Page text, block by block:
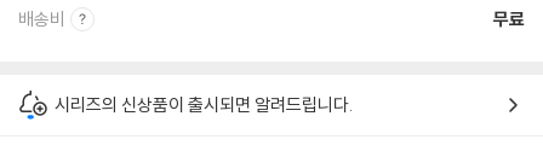
배송비 무료
시리즈의 신상품이 출시되면 알려드립니다.